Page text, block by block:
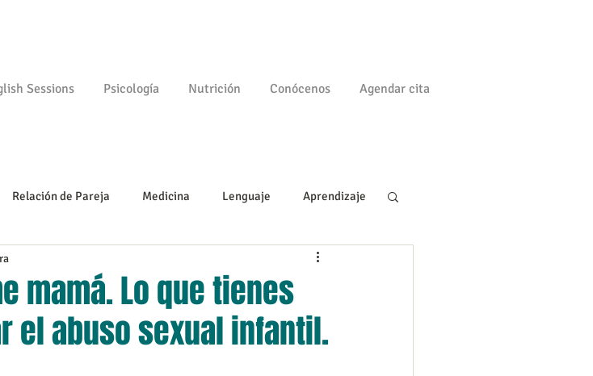
Sessions Psicología Nutrición Conócenos Agendar cita
Relación de Pareja Medicina Lenguaje Aprendizaje
mamá. Lo que tienes
el abuso sexual infantil.